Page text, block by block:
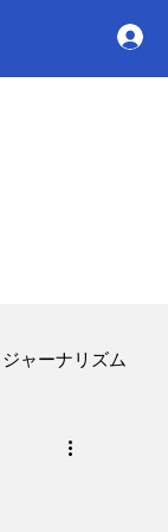
ジャーナリズム